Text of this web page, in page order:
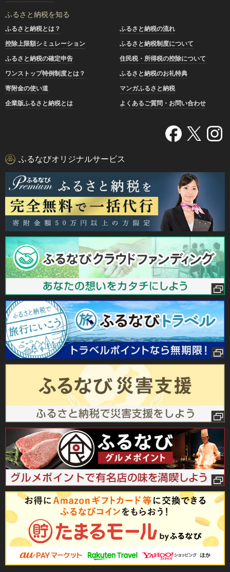
ふるさと納税を知る
ふるさと納税とは？
ふるさと納税の流れ
控除上限額シミュレーション
ふるさと納税制度について
ふるさと納税の確定申告
住民税・所得税の控除について
ワンストップ特例制度とは？
ふるさと納税のお礼特典
寄附金の使い道
マンガふるさと納税
企業版ふるさと納税とは
よくあるご質問・お問い合わせ
ふるなびオリジナルサービス